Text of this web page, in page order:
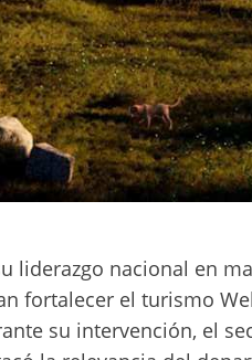
liderazgo nacional en
fortalecer el turismo
su intervención, el